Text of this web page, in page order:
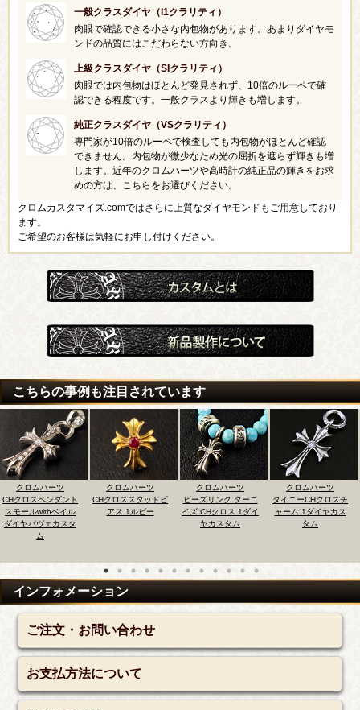
一般クラスダイヤ（I1クラリティ）
肉眼で確認できる小さな内包物があります。あまりダイヤモ
ンドの品質にはこだわらない方向き。
上級クラスダイヤ（SIクラリティ）
肉眼では内包物はほとんど発見されず、10倍のルーペで確
認できる程度です。一般クラスより輝きも増します。
純正クラスダイヤ（VSクラリティ）
専門家が10倍のルーペで検査しても内包物がほとんど確認
できません。内包物が微少なため光の屈折を遮らず輝きも増
します。近年のクロムハーツや高時計の純正品の輝きをお求
めの方は、こちらをお選びください。
クロムカスタマイズ.comではさらに上質なダイヤモンドもご用意しており
ます。
ご希望のお客様は気軽にお申し付けください。
こちらの事例も注目されています
クロムハーツ
クロスペンダント
モールwithベイル
ヤパヴェカスタ
クロムハーツ
CHクロススタッドピ
アス 1ルビー
クロムハーツ
ビーズリング ターコ
イズ CHクロス 1ダイ
ヤカスタム
クロムハーツ
タイニーCHクロスチ
ャーム 1ダイヤカス
タム
インフォメーション
ご注文・お問い合わせ
お支払方法について